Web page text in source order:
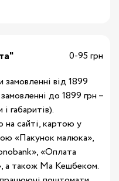
0-95 грн
від 1899
до 1899 грн –
габаритів).
сайті, картою у
«Пакунок малюка»,
«Оплата
а також Ма Кешбеком.